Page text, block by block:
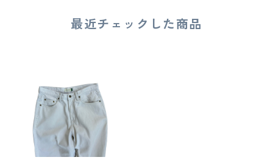
最近チェックした商品